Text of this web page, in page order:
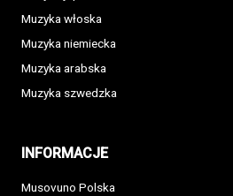
Muzyka włoska
Muzyka niemiecka
Muzyka arabska
Muzyka szwedzka
INFORMACJE
Musovuno Polska